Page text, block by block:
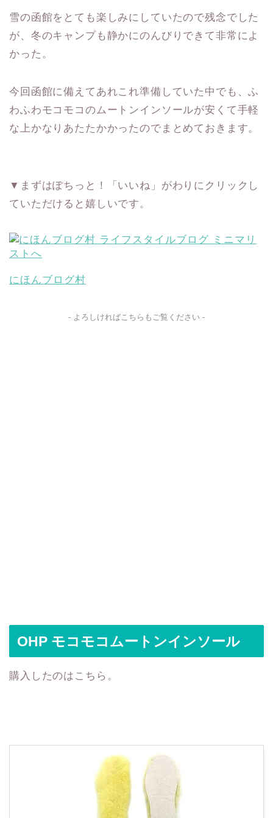
雪の函館をとても楽しみにしていたので残念でした
が、冬のキャンプも静かにのんびりできて非常によ
かった。
今回函館に備えてあれこれ準備していた中でも、ふ
わふわモコモコのムートンインソールが安くて手軽
な上かなりあたたかかったのでまとめておきます。
▼まずはぽちっと！「いいね」がわりにクリックし
ていただけると嬉しいです。
にほんブログ村
- よろしければこちらもご覧ください -
OHP モコモコムートンインソール
購入したのはこちら。